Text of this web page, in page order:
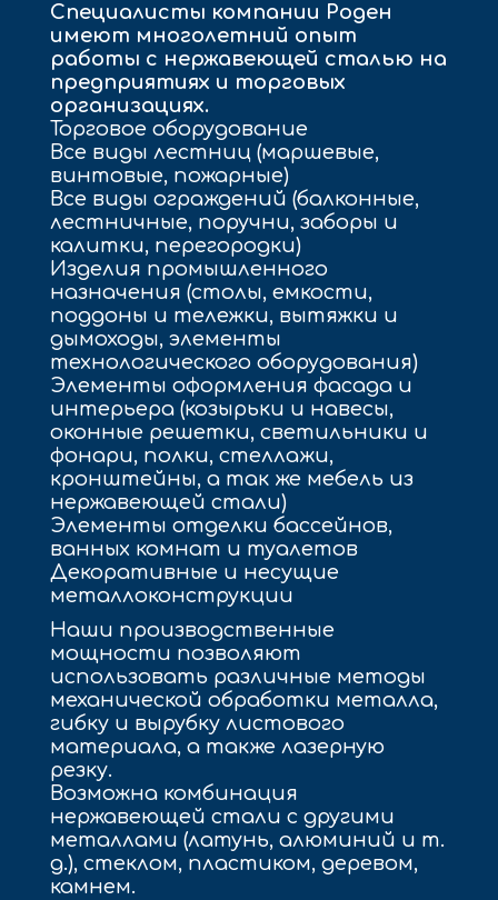
Специалисты компании Роден
имеют многолетний опыт
работы с нержавеющей сталью на
предприятиях и торговых
организациях.
Торговое оборудование
Все виды лестниц (маршевые,
винтовые, пожарные)
Все виды ограждений (балконные,
лестничные, поручни, заборы и
калитки, перегородки)
Изделия промышленного
назначения (столы, емкости,
поддоны и тележки, вытяжки и
дымоходы, элементы
технологического оборудования)
Элементы оформления фасада и
интерьера (козырьки и навесы,
оконные решетки, светильники и
фонари, полки, стеллажи,
кронштейны, а так же мебель из
нержавеющей стали)
Элементы отделки бассейнов,
ванных комнат и туалетов
Декоративные и несущие
металлоконструкции
Наши производственные
мощности позволяют
использовать различные методы
механической обработки металла,
гибку и вырубку листового
материала, а также лазерную
резку.
Возможна комбинация
нержавеющей стали с другими
металлами (латунь, алюминий и т.
д.), стеклом, пластиком, деревом,
камнем.